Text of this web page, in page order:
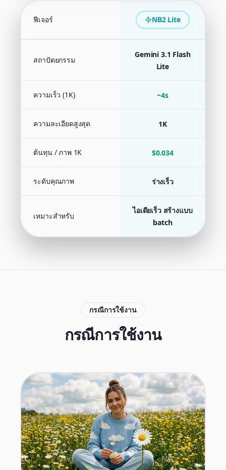
ฟีเจอร์ NB2 Lite
สถาปัตยกรรม
Gemini 3.1 Flash
Lite
ความเร็ว (1K) ~4s
ความละเอียดสูงสุด 1K
ต้นทุน / ภาพ 1K $0.034
ระดับคุณภาพ ร่างเร็ว
เหมาะสำหรับ
ไอเดียเร็ว สร้างแบบ
batch
กรณีการใช้งาน
กรณีการใช้งาน